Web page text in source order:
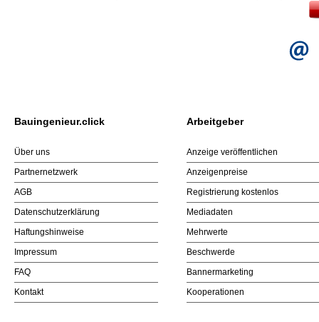
Bauingenieur.click Arbeitgeber
Über uns
Partnernetzwerk
AGB
Datenschutzerklärung
Haftungshinweise
Impressum
FAQ
Kontakt
Anzeige veröffentlichen
Anzeigenpreise
Registrierung kostenlos
Mediadaten
Mehrwerte
Beschwerde
Bannermarketing
Kooperationen